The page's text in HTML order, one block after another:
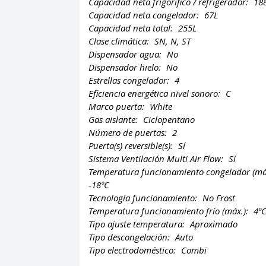
Capacidad neta congelador: 67L
Capacidad neta total: 255L
Clase climática: SN, N, ST
Dispensador agua: No
Dispensador hielo: No
Estrellas congelador: 4
Eficiencia energética nivel sonoro: C
Marco puerta: White
Gas aislante: Ciclopentano
Número de puertas: 2
Puerta(s) reversible(s): Sí
Sistema Ventilación Multi Air Flow: Sí
Temperatura funcionamiento congelador
-18ºC
Tecnología funcionamiento: No Frost
Temperatura funcionamiento frío (máx.):
Tipo ajuste temperatura: Aproximado
Tipo descongelación: Auto
Tipo electrodoméstico: Combi